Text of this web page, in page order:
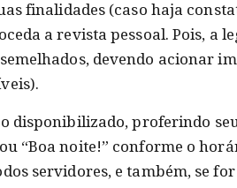
finalidades (caso haja
a revista pessoal. Pois, a
devendo acionar
disponibilizado, proferindo
“Boa noite!” conforme o
servidores, e também, se